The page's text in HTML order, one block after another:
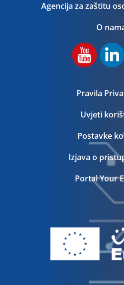
Agencija za zaštitu
O
Pravila
Uvjeti
Postavke
Izjava o
Portal Your